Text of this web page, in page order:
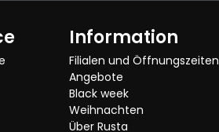
Information
Filialen und Öffnungszeiten
Angebote
Black week
Weihnachten
Über Rusta